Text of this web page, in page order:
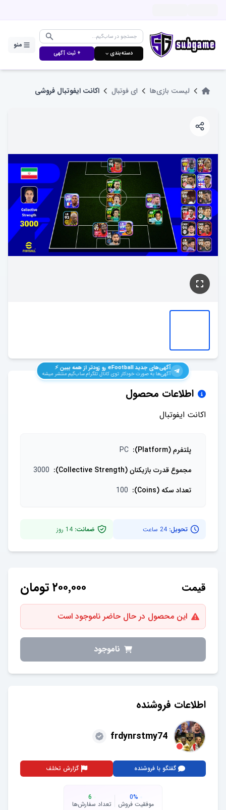
دسته‌بندی ⌵ + ثبت آگهی
منو
لیست بازی‌ها ای فوتبال اکانت ایفوتبال فروشی
آگهی‌های جدیدeFootball رو زودتر از همه ببین ⚡️
آگهی‌ها به صورت خودکار توی کانال تلگرام ساب‌گیم منتشر میشه
اطلاعات محصول
اکانت ایفوتبال
پلتفرم (Platform) :
PC
مجموع قدرت بازیکنان (Collective Strength)
:
3000
تعداد سکه (Coins)
:
100
تحویل:24 ساعت ضمانت:14 روز
قیمت ۲۰۰٬۰۰۰تومان
این محصول در حال حاضر ناموجود است
ناموجود
اطلاعات فروشنده
frdynrstmy74
گفتگو با فروشنده گزارش تخلف
0%
موفقیت فروش
6
تعداد سفارش‌ها